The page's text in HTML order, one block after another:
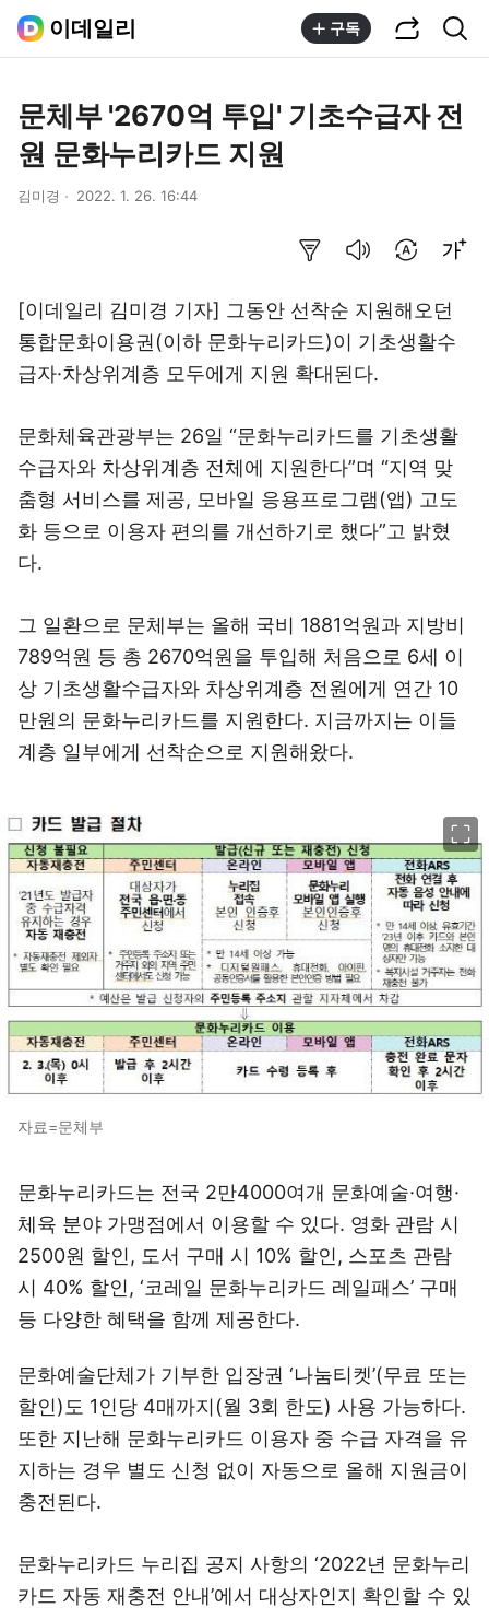
이데일리 구독
문체부 '2670억 투입' 기초수급자 전
원 문화누리카드 지원
김미경 2022. 1. 26. 16:44
[이데일리 김미경 기자] 그동안 선착순 지원해오던
통합문화이용권(이하 문화누리카드)이 기초생활수
급자·차상위계층 모두에게 지원 확대된다.
문화체육관광부는 26일 “문화누리카드를 기초생활
수급자와 차상위계층 전체에 지원한다”며 “지역 맞
춤형 서비스를 제공, 모바일 응용프로그램(앱) 고도
화 등으로 이용자 편의를 개선하기로 했다”고 밝혔
다.
그 일환으로 문체부는 올해 국비 1881억원과 지방비
789억원 등 총 2670억원을 투입해 처음으로 6세 이
상 기초생활수급자와 차상위계층 전원에게 연간 10
만원의 문화누리카드를 지원한다. 지금까지는 이들
계층 일부에게 선착순으로 지원해왔다.
자료=문체부
문화누리카드는 전국 2만4000여개 문화예술·여행·
체육 분야 가맹점에서 이용할 수 있다. 영화 관람 시
2500원 할인, 도서 구매 시 10% 할인, 스포츠 관람
시 40% 할인, ‘코레일 문화누리카드 레일패스’ 구매
등 다양한 혜택을 함께 제공한다.
문화예술단체가 기부한 입장권 ‘나눔티켓’(무료 또는
할인)도 1인당 4매까지(월 3회 한도) 사용 가능하다.
또한 지난해 문화누리카드 이용자 중 수급 자격을 유
지하는 경우 별도 신청 없이 자동으로 올해 지원금이
충전된다.
문화누리카드 누리집 공지 사항의 ‘2022년 문화누리
카드 자동 재충전 안내’에서 대상자인지 확인할 수 있